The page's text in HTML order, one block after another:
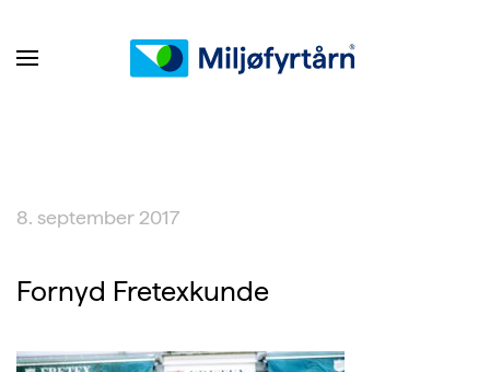
8. september 2017
Fornyd Fretexkunde